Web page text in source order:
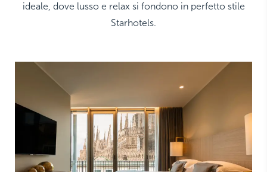
ideale, dove lusso e relax si fondono in perfetto stile
Starhotels.